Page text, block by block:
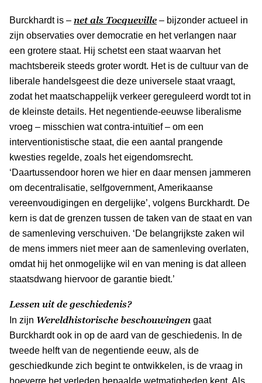
Burckhardt is – net als Tocqueville – bijzonder actueel in
zijn observaties over democratie en het verlangen naar
een grotere staat. Hij schetst een staat waarvan het
machtsbereik steeds groter wordt. Het is de cultuur van de
liberale handelsgeest die deze universele staat vraagt,
zodat het maatschappelijk verkeer gereguleerd wordt tot in
de kleinste details. Het negentiende-eeuwse liberalisme
vroeg – misschien wat contra-intuïtief – om een
interventionistische staat, die een aantal prangende
kwesties regelde, zoals het eigendomsrecht.
‘Daartussendoor horen we hier en daar mensen jammeren
om decentralisatie, selfgovernment, Amerikaanse
vereenvoudigingen en dergelijke’, volgens Burckhardt. De
kern is dat de grenzen tussen de taken van de staat en van
de samenleving verschuiven. ‘De belangrijkste zaken wil
de mens immers niet meer aan de samenleving overlaten,
omdat hij het onmogelijke wil en van mening is dat alleen
staatsdwang hiervoor de garantie biedt.’
Lessen uit de geschiedenis?
In zijn Wereldhistorische beschouwingen gaat
Burckhardt ook in op de aard van de geschiedenis. In de
tweede helft van de negentiende eeuw, als de
geschiedkunde zich begint te ontwikkelen, is de vraag in
hoeverre het verleden bepaalde wetmatigheden kent. Als